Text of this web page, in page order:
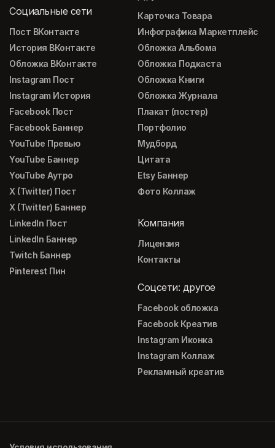
Социальные сети
Пост ВКонтакте
История ВКонтакте
Обложка ВКонтакте
Instagram Пост
Instagram История
Facebook Пост
Facebook Баннер
YouTube Превью
YouTube Баннер
YouTube Аутро
X (Twitter) Пост
X (Twitter) Баннер
LinkedIn Пост
LinkedIn Баннер
Twitch Баннер
Pinterest Пин
Карточка Товара
Инфографика Маркетплейс
Обложка Альбома
Обложка Подкаста
Обложка Книги
Обложка Журнала
Плакат (постер)
Портфолио
Мудборд
Цитата
Etsy Баннер
Фото Коллаж
Компания
Лицензия
Контакты
Соцсети: другое
Facebook обложка
Facebook Креатив
Instagram Иконка
Instagram Коллаж
Рекламный креатив